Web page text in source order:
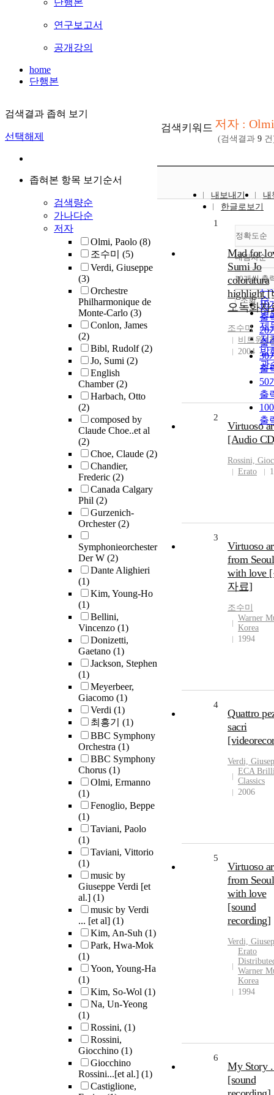
단행본
연구보고서
공개강의
home
단행본
검색결과 좁혀 보기
선택해제
좁혀본 항목 보기순서
검색량순
가나다순
저자
Olmi, Paolo (8)
조수미 (5)
Verdi, Giuseppe
(3)
Orchestre
Philharmonique de
Monte-Carlo (3)
Conlon, James
(2)
Bibl, Rudolf(2)
Jo, Sumi (2)
English
Chamber(2)
Harbach, Otto
(2)
composed by
Claude Choe..et al
(2)
Choe, Claude (2)
Chandier,
Frederic (2)
Canada Calgary
Phil (2)
Gurzenich-
Orchester(2)
Symphonieorchester
Der W (2)
Dante Alighieri
(1)
Kim, Young-Ho
(1)
Bellini,
Vincenzo (1)
Donizetti,
Gaetano (1)
Jackson, Stephen
(1)
Meyerbeer,
Giacomo (1)
Verdi (1)
최흥기 (1)
BBC Symphony
Orchestra (1)
BBC Symphony
Chorus (1)
Olmi, Ermanno
(1)
Fenoglio, Beppe
(1)
Taviani, Paolo
(1)
Taviani, Vittorio
(1)
music by
Giuseppe Verdi [et
al.] (1)
music by Verdi
... [et al] (1)
Kim, An-Suh (1)
Park, Hwa-Mok
(1)
Yoon, Young-Ha
(1)
Kim, So-Wol (1)
Na, Un-Yeong
(1)
Rossini, (1)
Rossini,
Giocchino (1)
Giocchino
Rossini...[et al.] (1)
Castiglione,
검색키워드 저자 :
(검색결과 9
내보내기
내
한글로보기
정확도순
정
순
인
순
연
제
저
발
관
내림차순
내
10개씩 출
10
출
20
출
30
출
50
출
출
조회
1
Mad for
Sumi Jo
coloratura
highlight [
오녹화자
조수미
비트윈 [
2004
2
Virtuoso
[Audio
Rossini,
Erato
3
Virtuoso
from
with love
자료]
조수미
Warner
Korea
1994
4
Quattro
sacri
Verdi,
ECA
Classics
2006
5
Virtuoso
from
with love
[sound
recording]
Verdi,
Erato
Warner
Korea
1994
6
My Story
[sound